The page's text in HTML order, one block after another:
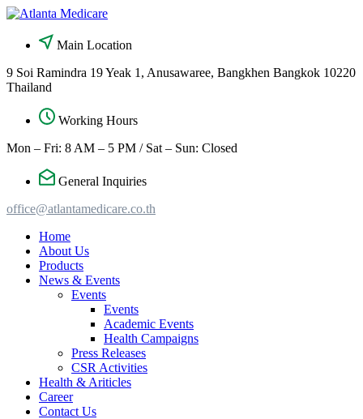
Skip
content
Main Location
9 Soi Ramindra 19 Yeak 1, Anusawaree, Bangkhen Bangkok 10220
Thailand
Working Hours
Mon – Fri: 8 AM – 5 PM / Sat – Sun: Closed
General Inquiries
office@atlantamedicare.co.th
Home
About Us
Products
News & Events
Events
Events
Academic Events
Health Campaigns
Press Releases
CSR Activities
Health & Ariticles
Career
Contact Us